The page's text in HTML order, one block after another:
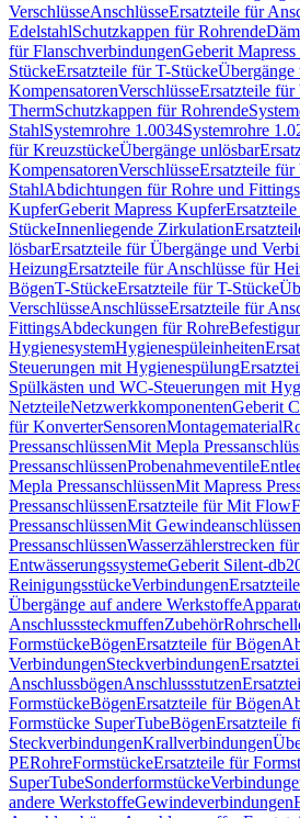
VerschlüsseAnschlüsseErsatzteile für
EdelstahlSchutzkappen für Rohrende
für FlanschverbindungenGeberit
StückeErsatzteile für T-StückeÜbergänge
KompensatorenVerschlüsseErsatzteile für
ThermSchutzkappen für Rohrende
StahlSystemrohre 1.0034Systemrohre
für KreuzstückeÜbergänge unlösbar
KompensatorenVerschlüsseErsatzteile für
StahlAbdichtungen für Rohre und Fittings
KupferGeberit Mapress Kupfer
StückeInnenliegende Zirkulation
lösbarErsatzteile für Übergänge und
HeizungErsatzteile für Anschlüsse für
BögenT-StückeErsatzteile für T-Stücke
VerschlüsseAnschlüsseErsatzteile für
FittingsAbdeckungen für Rohre
HygienesystemHygienespüleinheiten
Steuerungen mit Hygienespülung
Spülkästen und WC-Steuerungen mit
NetzteileNetzwerkkomponentenGeberit
für KonverterSensorenMontagematerial
PressanschlüssenMit Mepla
PressanschlüssenProbenahmeventile
Mepla PressanschlüssenMit Mapress
PressanschlüssenErsatzteile für Mit
PressanschlüssenMit Gewindeanschlüssen
PressanschlüssenWasserzählerstrecken
EntwässerungssystemeGeberit Silent-
ReinigungsstückeVerbindungen
Übergänge auf andere Werkstoffe
AnschlusssteckmuffenZubehör
FormstückeBögenErsatzteile für Bögen
VerbindungenSteckverbindungen
AnschlussbögenAnschlussstutzen
FormstückeBögenErsatzteile für Bögen
Formstücke SuperTubeBögenErsatzteile
SteckverbindungenKrallverbindungen
PERohreFormstückeErsatzteile für
SuperTubeSonderformstücke
andere WerkstoffeGewindeverbindungen